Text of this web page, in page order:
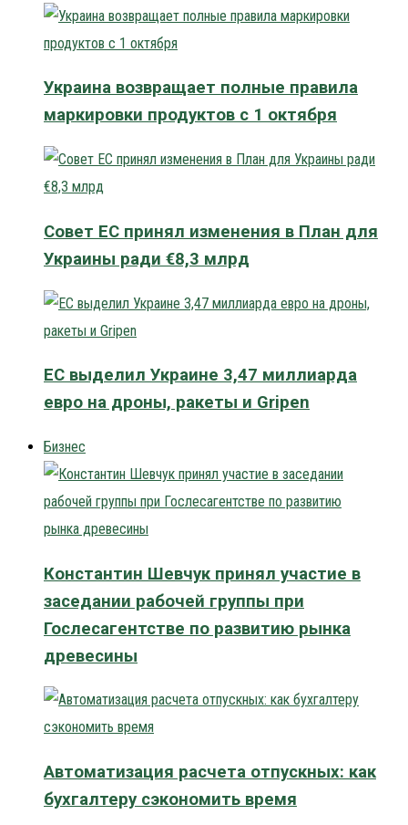
Украина возвращает полные правила
маркировки продуктов с 1 октября
Совет ЕС принял изменения в План для
Украины ради €8,3 млрд
ЕС выделил Украине 3,47 миллиарда
евро на дроны, ракеты и Gripen
Бизнес
Константин Шевчук принял участие в
заседании рабочей группы при
Гослесагентстве по развитию рынка
древесины
Автоматизация расчета отпускных: как
бухгалтеру сэкономить время